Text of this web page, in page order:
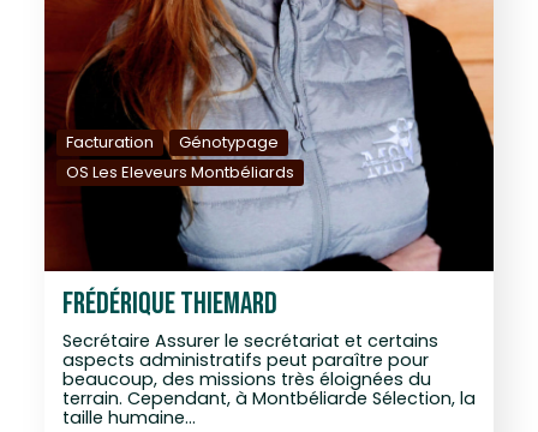
Facturation
Génotypage
OS Les Eleveurs Montbéliards
FRÉDÉRIQUE THIEMARD
Secrétaire Assurer le secrétariat et certains
aspects administratifs peut paraître pour
beaucoup, des missions très éloignées du
terrain. Cependant, à Montbéliarde Sélection, la
taille humaine…